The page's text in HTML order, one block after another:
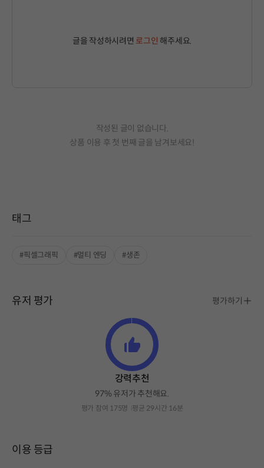
글을 작성하시려면 로그인 해주세요.
작성된 글이 없습니다.
상품 이용 후 첫 번째 글을 남겨보세요!
태그
#픽셀그래픽 #멀티 엔딩 #생존
유저 평가 평가하기
강력추천
97% 유저가 추천해요.
평가 참여 175명 평균 29시간 16분
이용 등급